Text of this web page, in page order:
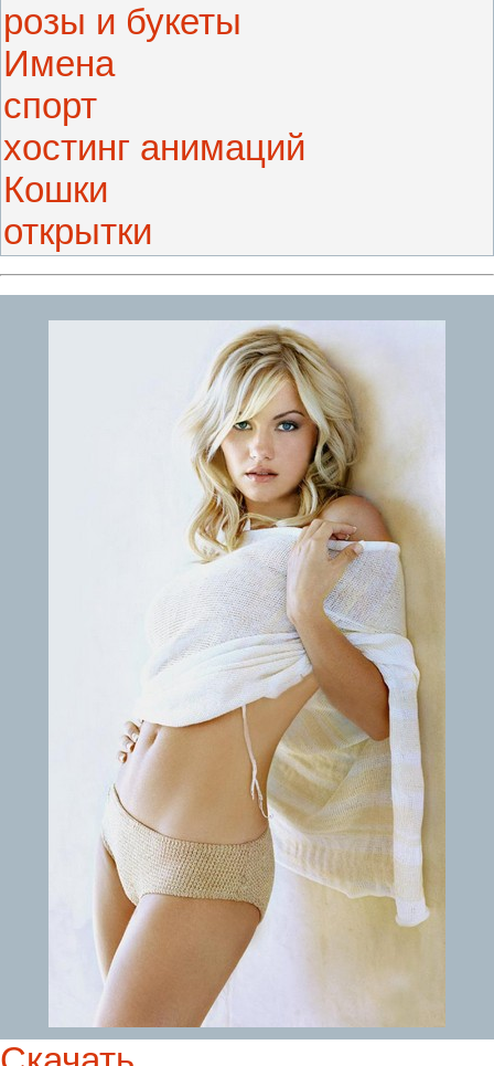
розы и букеты
Имена
спорт
хостинг анимаций
Кошки
открытки